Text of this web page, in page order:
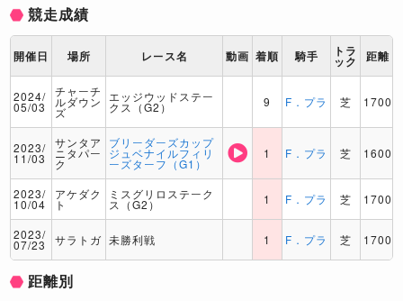
競走成績
開催日 場所 レース名 動画 着順 騎手 トラ
ック 距離
2024/
05/03
チャーチ
ルダウン
ズ
エッジウッドステー
クス（G2） 9 F．プラ 芝 1700
2023/
11/03
サンタア
ニタパー
ク
ブリーダーズカップ
ジュベナイルフィリ
ーズターフ（G1）
1 F．プラ 芝 1600
2023/
10/04
アケダク
ト
ミスグリロステーク
ス（G2） 1 F．プラ 芝 1700
2023/
07/23 サラトガ 未勝利戦 1 F．プラ 芝 1700
距離別